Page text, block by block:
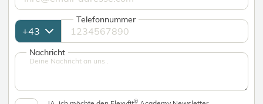
Telefonnummer
Nachricht
©